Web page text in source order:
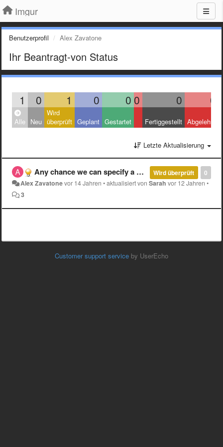
Imgur
Benutzerprofil Alex Zavatone
Ihr Beantragt-von Status
1 0 1 0 0 0 0 0
Alle Neu
Wird
überprüft Geplant Gestartet Fertiggestellt Abgelehnt
Letzte Aktualisierung
0
Wird überprüft
Any chance we can specify a background image (from our account) to display our albums images against?
Alex Zavatonevor 14 Jahren •aktualisiert vonSarah vor 12 Jahren •
3
Customer support service by UserEcho